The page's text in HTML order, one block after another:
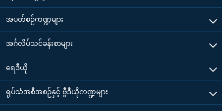
အပတ်စဉ်ကဏ္ဍများ
အင်္ဂလိပ်သင်ခန်းစာများ
ရေဒီယို
ရုပ်သံအစီအစဉ်နှင့် ဗွီဒီယိုကဏ္ဍများ